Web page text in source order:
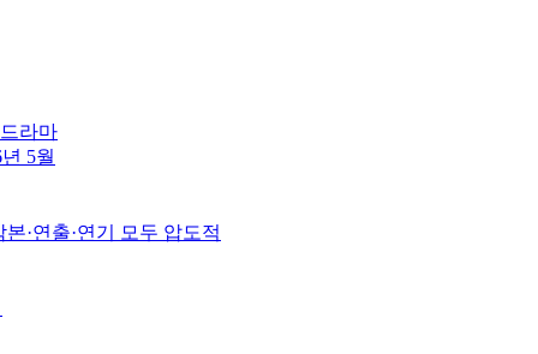
라마
5월
·연출·연기 모두 압도적